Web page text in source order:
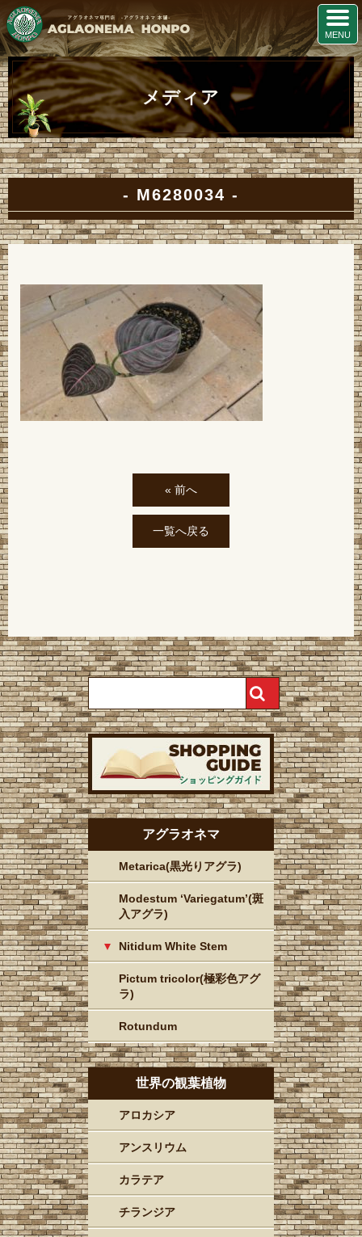
メディア
M6280034
« 前へ
一覧へ戻る
アグラオネマ
Metarica(黒光りアグラ)
Modestum ‘Variegatum’(斑
入アグラ)
Nitidum White Stem
Pictum tricolor(極彩色アグ
ラ)
Rotundum
世界の観葉植物
アロカシア
アンスリウム
カラテア
チランジア